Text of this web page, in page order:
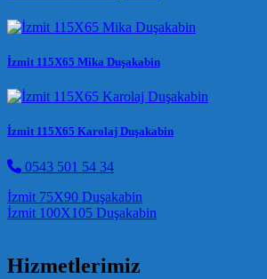
İzmit 115X65 Mika Duşakabin
İzmit 115X65 Karolaj Duşakabin
0543 501 54 34
Post navigation
İzmit 75X90 Duşakabin
İzmit 100X105 Duşakabin
Hizmetlerimiz